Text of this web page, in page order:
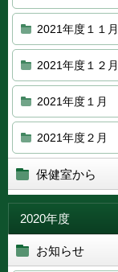
2021年度１１月
2021年度１２月
2021年度１月
2021年度２月
保健室から
2020年度
お知らせ